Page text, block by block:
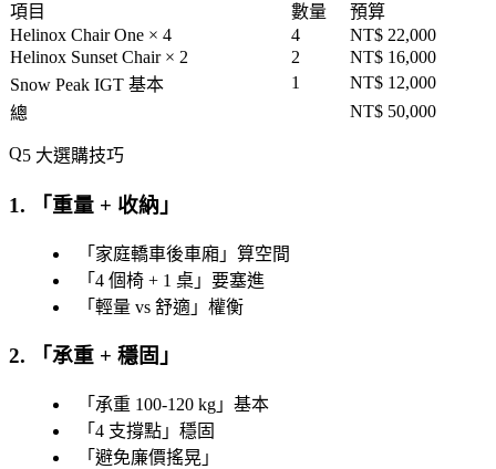
項目 數量
預算
Helinox Chair One × 4
4
NT$ 22,000
Helinox Sunset Chair × 2
2
NT$ 16,000
Snow Peak IGT 基本
1
NT$ 12,000
總
NT$ 50,000
5 大選購技巧
1. 「 重量 + 收納 」
「 家庭轎車後車廂 」算空間
「 4 個椅 + 1 桌 」要塞進
「 輕量 vs 舒適 」權衡
2. 「承重 + 穩固 」
「 承重 100-120 kg 」基本
「 4 支撐點 」穩固
「 避免廉價搖晃 」